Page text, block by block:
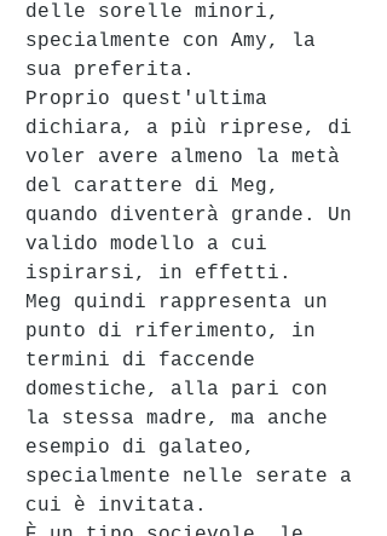
delle sorelle minori,
specialmente con Amy, la
sua preferita.
Proprio quest'ultima
dichiara, a più riprese, di
voler avere almeno la metà
del carattere di Meg,
quando diventerà grande. Un
valido modello a cui
ispirarsi, in effetti.
Meg quindi rappresenta un
punto di riferimento, in
termini di faccende
domestiche, alla pari con
la stessa madre, ma anche
esempio di galateo,
specialmente nelle serate a
cui è invitata.